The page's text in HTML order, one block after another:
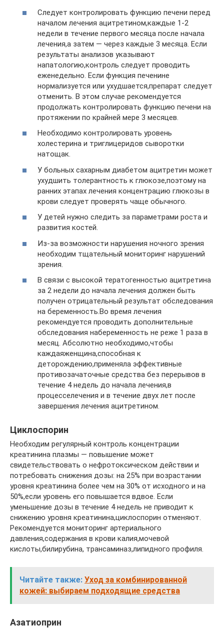
Следует контролировать функцию печени перед
началом лечения ацитретином,каждые 1-2
недели в течение первого месяца после начала
лечения,а затем — через каждые 3 месяца. Если
результаты анализов указывают
напатологию,контроль следует проводить
еженедельно. Если функция печенине
нормализуется или ухудшается,препарат следует
отменить. В этом случае рекомендуется
продолжать контролировать функцию печени на
протяжении по крайней мере 3 месяцев.
Необходимо контролировать уровень
холестерина и триглицеридов сыворотки
натощак.
У больных сахарным диабетом ацитретин может
ухудшить толерантность к глюкозе,поэтому на
ранних этапах лечения концентрацию глюкозы в
крови следует проверять чаще обычного.
У детей нужно следить за параметрами роста и
развития костей.
Из-за возможности нарушения ночного зрения
необходим тщательный мониторинг нарушений
зрения.
В связи с высокой тератогенностью ацитретина
за 2 недели до начала лечения должен быть
получен отрицательный результат обследования
на беременность.Во время лечения
рекомендуется проводить дополнительные
обследования набеременность не реже 1 раза в
месяц. Абсолютно необходимо,чтобы
каждаяженщина,способная к
деторождению,применяла эффективные
противозачаточные средства без перерывов в
течение 4 недель до начала лечения,в
процесселечения и в течение двух лет после
завершения лечения ацитретином.
Циклоспорин
Необходим регулярный контроль концентрации
креатинина плазмы — повышение может
свидетельствовать о нефротоксическом действии и
потребовать снижения дозы: на 25% при возрастании
уровня креатинина более чем на 30% от исходного и на
50%,если уровень его повышается вдвое. Если
уменьшение дозы в течение 4 недель не приводит к
снижению уровня креатинина,циклоспорин отменяют.
Рекомендуется мониторинг артериального
давления,содержания в крови калия,мочевой
кислоты,билирубина, трансаминаз,липидного профиля.
Читайте также: Уход за комбинированной
кожей: выбираем подходящие средства
Азатиоприн